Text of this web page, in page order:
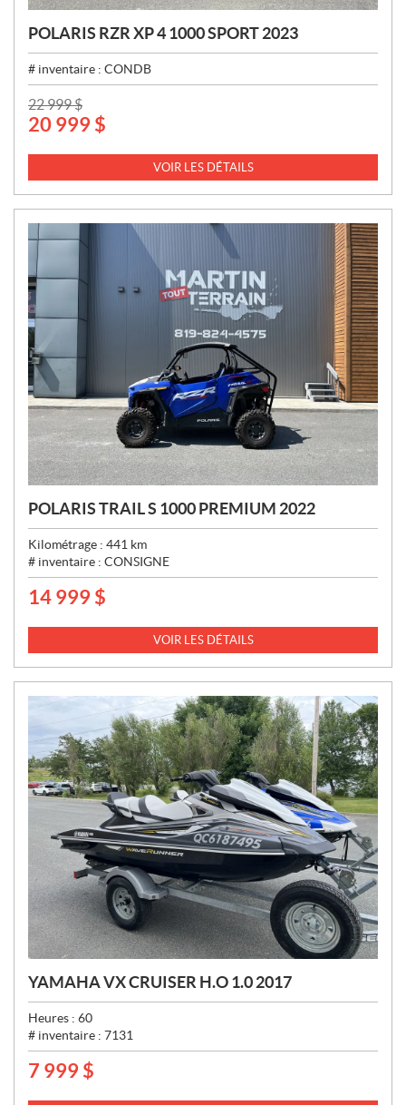
POLARIS RZR XP 4 1000 SPORT 2023
# inventaire : CONDB
P
R
22 999$
20 999 $
VOIR LES DÉTAILS
POLARIS TRAIL S 1000 PREMIUM 2022
Kilométrage : 441 km
# inventaire : CONSIGNE
P
X
:
14 999 $
VOIR LES DÉTAILS
YAMAHA VX CRUISER H.O 1.0 2017
Heures : 60
# inventaire : 7131
P
7 999 $